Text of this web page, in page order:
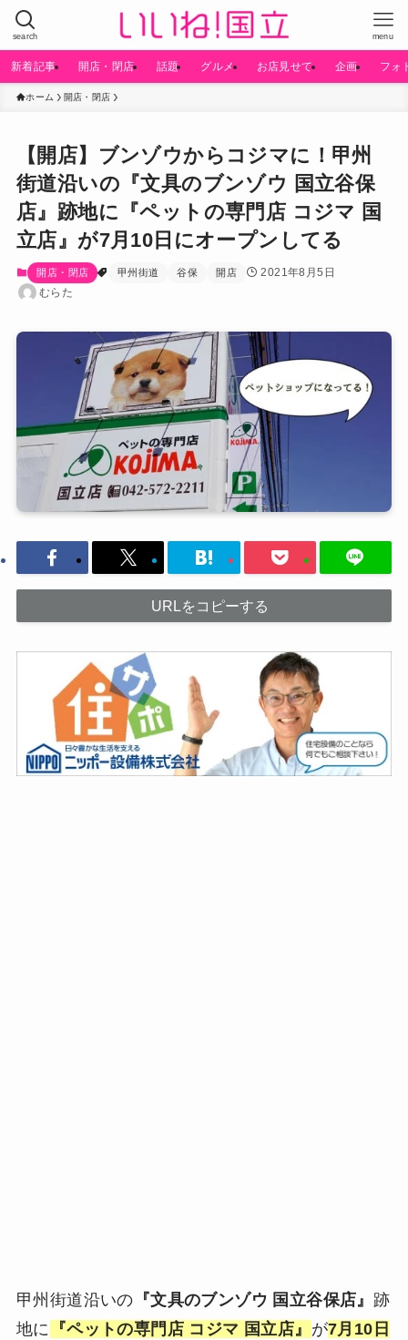
search menu
新着記事 開店・閉店 話題 グルメ お店見せて 企画 フォ
ホーム 開店・閉店
【開店】ブンゾウからコジマに！甲州
街道沿いの『文具のブンゾウ 国立谷保
店』跡地に『ペットの専門店 コジマ 国
立店』が7月10日にオープンしてる
開店・閉店 甲州街道 谷保 開店
2021年8月5日
むらた
URLをコピーする
甲州街道沿いの 『文具のブンゾウ 国立谷保店』 跡
地に 『ペットの専門店 コジマ 国立店』 が7月10日